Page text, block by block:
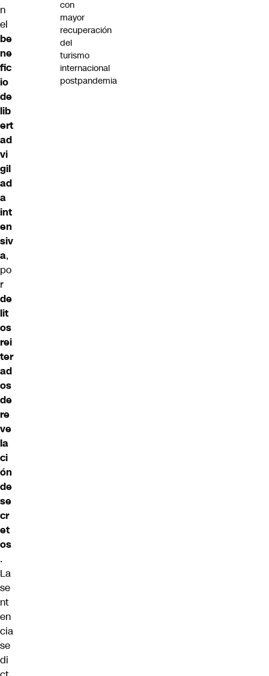
n
el
be
ne
fic
io
de
lib
ert
ad
vi
gil
ad
a
int
en
siv
a,
po
r
de
lit
os
rei
ter
ad
os
de
re
ve
la
ci
ón
de
se
cr
et
os
.
La
se
nt
en
cia
se
di
con
mayor
recuperación
del
turismo
internacional
postpandemia